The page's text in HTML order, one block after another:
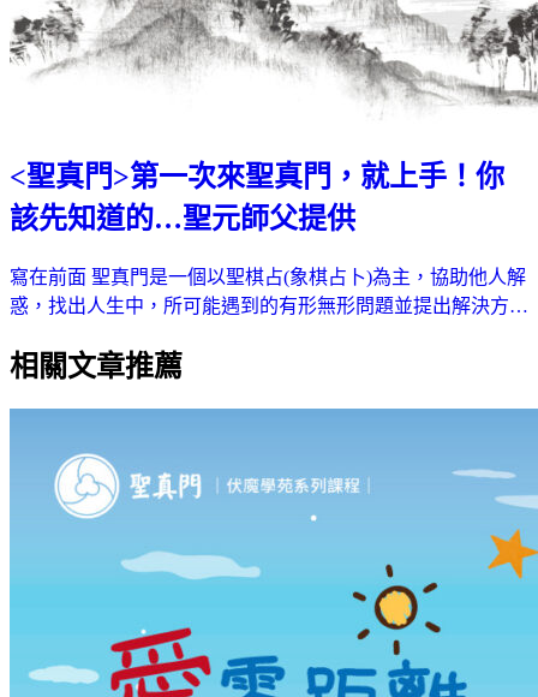
<聖真門>第一次來聖真門，就上手！你
該先知道的…聖元師父提供
寫在前面 聖真門是一個以聖棋占(象棋占卜)為主，協助他人解
惑，找出人生中，所可能遇到的有形無形問題並提出解決方…
相關文章推薦